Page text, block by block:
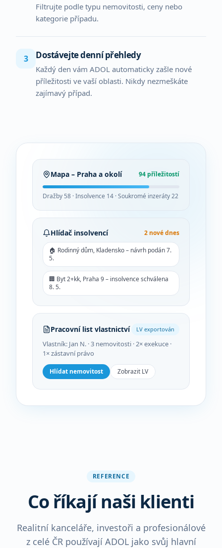
Filtrujte podle typu nemovitosti, ceny nebo
kategorie případu.
3 Dostávejte denní přehledy
Každý den vám ADOL automaticky zašle nové
příležitosti ve vaší oblasti. Nikdy nezmeškáte
zajímavý případ.
Mapa – Praha a okolí 94 příležitostí
Dražby 58 · Insolvence 14 · Soukromé inzeráty 22
Hlídač insolvencí 2 nové dnes
🏠 Rodinný dům, Kladensko – návrh podán 7.
5.
🏢 Byt 2+kk, Praha 9 – insolvence schválena
8. 5.
Pracovní list vlastnictví LV exportován
Vlastník: Jan N. · 3 nemovitosti · 2× exekuce ·
1× zástavní právo
Hlídat nemovitost Zobrazit LV
REFERENCE
Co říkají naši klienti
Realitní kanceláře, investoři a profesionálové
z celé ČR používají ADOL jako svůj hlavní